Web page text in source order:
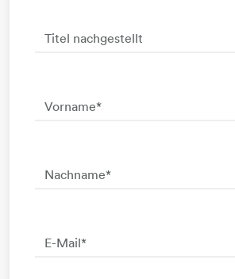
Titel nachgestellt
Vorname*
Nachname*
E-Mail*